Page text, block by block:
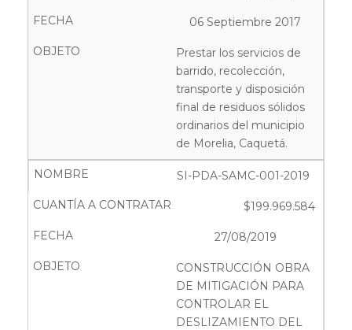
06 Septiembre 2017
Prestar los servicios de
barrido, recolección,
transporte y disposición
final de residuos sólidos
ordinarios del municipio
de Morelia, Caquetá.
SI-PDA-SAMC-001-2019
$199.969.584
27/08/2019
CONSTRUCCIÓN OBRA
DE MITIGACIÓN PARA
CONTROLAR EL
DESLIZAMIENTO DEL